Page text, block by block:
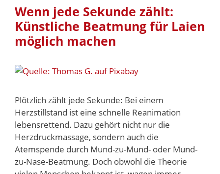
Wenn jede Sekunde zählt:
Künstliche Beatmung für Laien
möglich machen
Plötzlich zählt jede Sekunde: Bei einem
Herzstillstand ist eine schnelle Reanimation
lebensrettend. Dazu gehört nicht nur die
Herzdruckmassage, sondern auch die
Atemspende durch Mund-zu-Mund- oder Mund-
zu-Nase-Beatmung. Doch obwohl die Theorie